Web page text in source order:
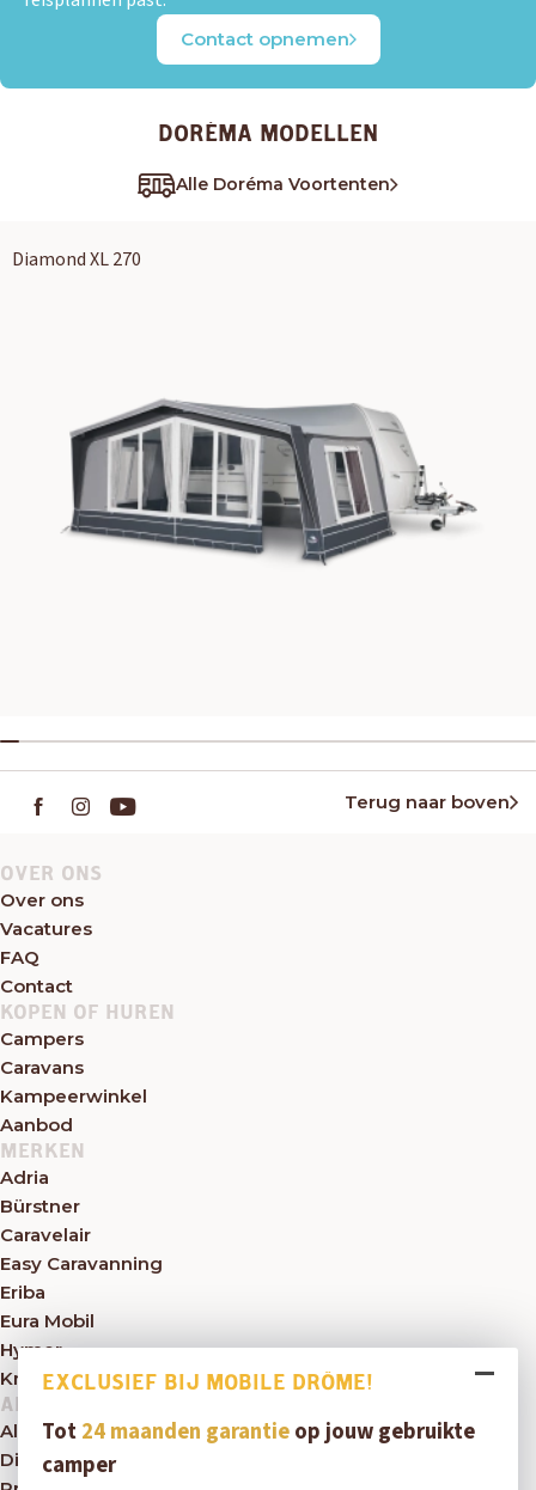
Contact opnemen
DORÉMA MODELLEN
Alle Doréma Voortenten
Diamond XL 270
Terug naar boven
OVER ONS
Over ons
Vacatures
FAQ
Contact
KOPEN OF HUREN
Campers
Caravans
Kampeerwinkel
Aanbod
MERKEN
Adria
Bürstner
Caravelair
Easy Caravanning
Eriba
Eura Mobil
Hymer
Knaus
ALGEMEEN
Algemene voorwaarden
Disclaimer
EXCLUSIEF BIJ MOBILE DRÔME!
Tot24 maanden garantieop jouw gebruikte
camper